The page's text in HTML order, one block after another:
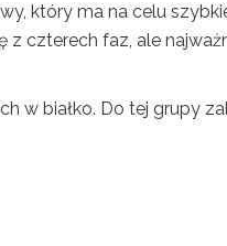
który ma na celu
z czterech faz, ale
w białko. Do tej grupy